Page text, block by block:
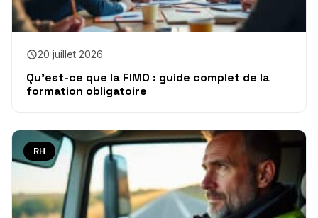
20 juillet 2026
Qu’est-ce que la FIMO : guide complet de la
formation obligatoire
RH